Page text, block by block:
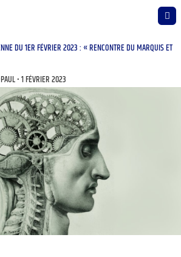
DU 1ER FÉVRIER 2023 : « RENCONTRE DU MARQUIS ET
1 FÉVRIER 2023